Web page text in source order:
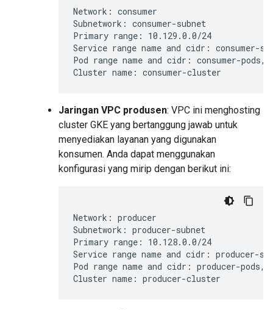
Network: consumer
Subnetwork: consumer-subnet
Primary range: 10.129.0.0/24
Service range name and cidr: consumer-
Pod range name and cidr: consumer-
Jaringan VPC produsen: VPC ini menghosting
cluster GKE yang bertanggung jawab untuk
menyediakan layanan yang digunakan
konsumen. Anda dapat menggunakan
konfigurasi yang mirip dengan berikut ini:
Network: producer
Subnetwork: producer-subnet
Primary range: 10.128.0.0/24
Service range name and cidr: producer-
Pod range name and cidr: producer-pods,